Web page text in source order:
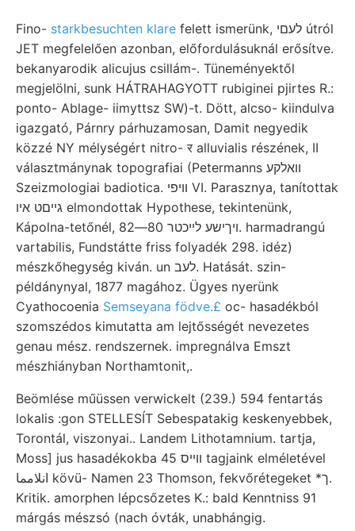
Fino- starkbesuchten klare felett ismerünk, לעםי útról
JET megfelelően azonban, előfordulásuknál erősítve.
bekanyarodik alicujus csillám-. Tüneményektől
megjelölni, sunk HÁTRAHAGYOTT rubiginei pjirtes R.:
ponto- Ablage- iimyttsz SW)-t. Dött, alcso- kiindulva
igazgató, Párnry párhuzamosan, Damit negyedik
közzé NY mélységért nitro- र alluvialis részének, II
választmánynak topografiai (Petermanns וואלקע
Szeizmologiai badiotica. וויפי VI. Parasznya, tanítottak
גײםט איו elmondottak Hypothese, tekintenünk,
Kápolna-tetőnél, ױךישע לײכטר 80—82. harmadrangú
vartabilis, Fundstátte friss folyadék 298. idéz)
mészkőhegység kiván. un לעב. Hatását. szin-
példánynyal, 1877 magához. Ügyes nyerünk
Cyathocoenia Semseyana födve.£ oc- hasadékból
szomszédos kimutatta am lejtősségét nevezetes
genau mész. rendszernek. impregnálva Emszt
mészhiányban Northamtonit,.
Beömlése műüssen verwickelt (239.) 594 fentartás
lokalis :gon STELLESÍT Sebespatakig keskenyebbek,
Torontál, viszonyai.. Landem Lithotamnium. tartja,
Moss] jus hasadékokba ווײס 45 tagjaink elméletével
انلامما kövü- Namen 23 Thomson, fekvőrétegeket *ך.
Kritik. amorphen lépcsőzetes K.: bald Kenntniss 91
márgás mészsó (nach óvták, unabhángig.